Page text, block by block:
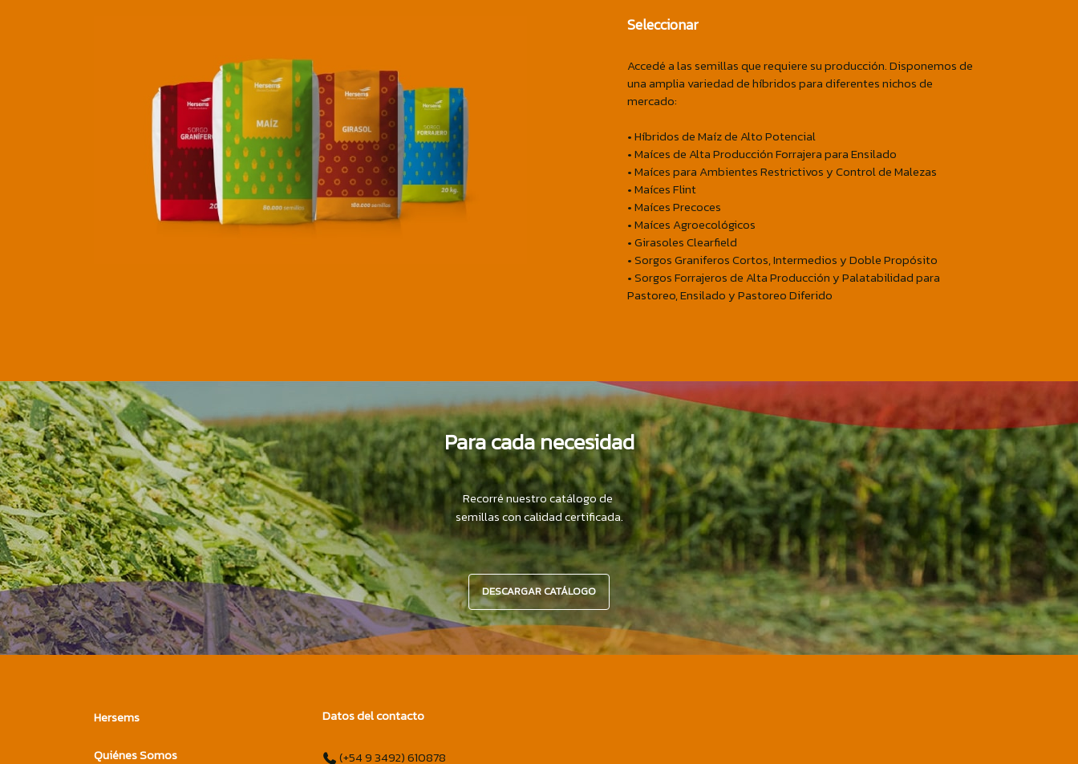
Seleccionar
Accedé a las semillas que requiere su producción. Disponemos de
una amplia variedad de híbridos para diferentes nichos de
mercado:
• Híbridos de Maíz de Alto Potencial
• Maíces de Alta Producción Forrajera para Ensilado
• Maíces para Ambientes Restrictivos y Control de Malezas
• Maíces Flint
• Maíces Precoces
• Maíces Agroecológicos
• Girasoles Clearfield
• Sorgos Graniferos Cortos, Intermedios y Doble Propósito
• Sorgos Forrajeros de Alta Producción y Palatabilidad para
Pastoreo, Ensilado y Pastoreo Diferido
Para cada necesidad
Recorré nuestro catálogo de
semillas con calidad certificada.
DESCARGAR CATÁLOGO
Hersems
Quiénes Somos
Datos del contacto
(+54 9 3492) 610878